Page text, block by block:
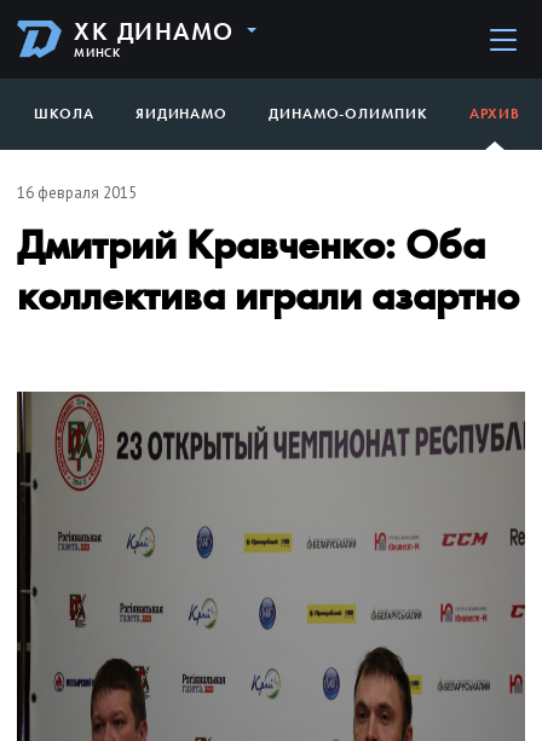
ХК ДИНАМО
МИНСК
ШКОЛА ЯИДИНАМО ДИНАМО-ОЛИМПИК АРХИВ
16 февраля 2015
Дмитрий Кравченко: Оба
коллектива играли азартно